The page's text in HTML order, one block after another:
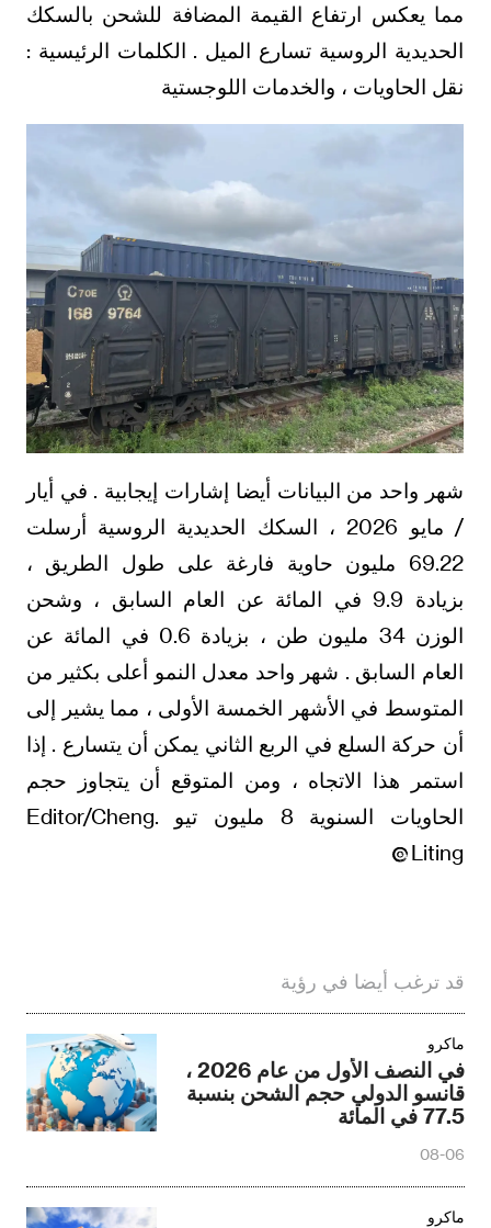
مما يعكس ارتفاع القيمة المضافة للشحن بالسكك
الحديدية الروسية تسارع الميل . الكلمات الرئيسية :
نقل الحاويات ، والخدمات اللوجستية
شهر واحد من البيانات أيضا إشارات إيجابية . في أيار
/ مايو 2026 ، السكك الحديدية الروسية أرسلت
69.22 مليون حاوية فارغة على طول الطريق ،
بزيادة 9.9 في المائة عن العام السابق ، وشحن
الوزن 34 مليون طن ، بزيادة 0.6 في المائة عن
العام السابق . شهر واحد معدل النمو أعلى بكثير من
المتوسط في الأشهر الخمسة الأولى ، مما يشير إلى
أن حركة السلع في الربع الثاني يمكن أن يتسارع . إذا
استمر هذا الاتجاه ، ومن المتوقع أن يتجاوز حجم
الحاويات السنوية 8 مليون تيو .Editor/Cheng
Liting
قد ترغب أيضا في رؤية
ماكرو
في النصف الأول من عام 2026 ،
قانسو الدولي حجم الشحن بنسبة
77.5 في المائة
08-06
ماكرو